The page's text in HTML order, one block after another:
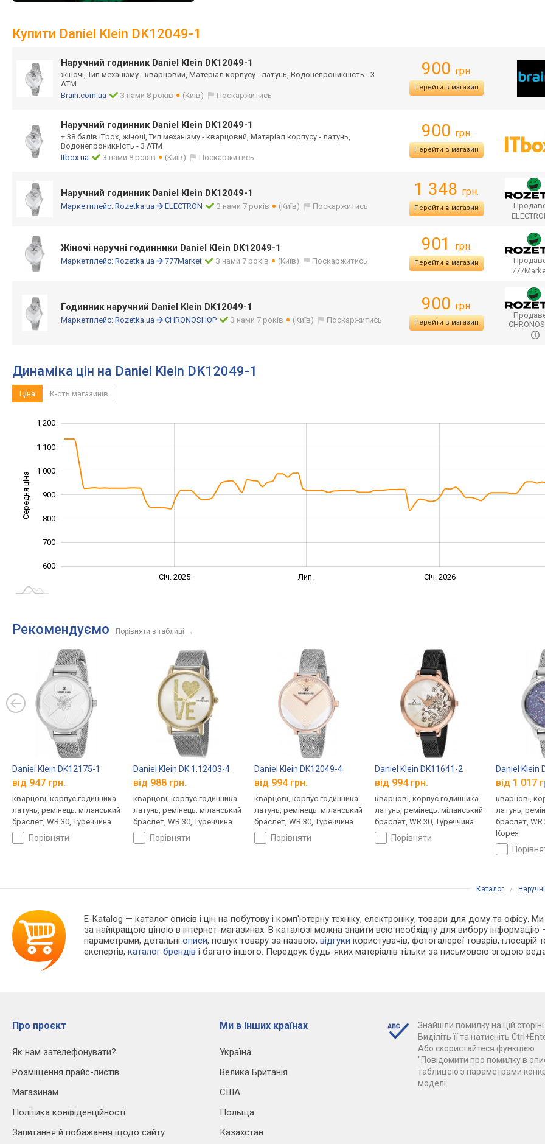
Купити Daniel Klein DK12049-1
Наручний годинник Daniel Klein DK12049-1
жіночі, Тип механізму - кварцовий, Матеріал корпусу - латунь, Водонепроникність - 3
АТМ
Brain.com.ua
З нами 8 років (Київ) Поскаржитись
900 грн.
Перейти в магазин
Наручний годинник Daniel Klein DK12049-1
+ 38 балів ITbox, жіночі, Тип механізму - кварцовий, Матеріал корпусу - латунь,
Водонепроникність - 3 АТМ
Itbox.ua
З нами 8 років (Київ) Поскаржитись
900 грн.
Перейти в магазин
Наручний годинник Daniel Klein DK12049-1
Маркетплейс: Rozetka.ua ELECTRON З нами 7 років (Київ) Поскаржитись
1 348 грн.
Перейти в магазин
Жіночі наручні годинники Daniel Klein DK12049-1
Маркетплейс: Rozetka.ua 777Market З нами 7 років (Київ) Поскаржитись
901 грн.
Перейти в магазин
Годинник наручний Daniel Klein DK12049-1
Маркетплейс: Rozetka.ua CHRONOSHOP З нами 7 років (Київ) Поскаржитись
900 грн.
Перейти в магазин
Динаміка цін на Daniel Klein DK12049-1
Ціна К-сть магазинів
Середня ціна 1 000
600
700
800
900
1 000
1 100
1 200
Січ. 2025 Лип. Січ. 2026
Рекомендуємо Порівняти в таблиці →
Daniel Klein DK12175-1
від 947 грн.
кварцові, корпус годинника
латунь, ремінець: міланський
браслет, WR 30, Туреччина
порівняти
Daniel Klein DK.1.12403-4
від 988 грн.
кварцові, корпус годинника
латунь, ремінець: міланський
браслет, WR 30, Туреччина
порівняти
Daniel Klein DK12049-4
від 994 грн.
кварцові, корпус годинника
латунь, ремінець: міланський
браслет, WR 30, Туреччина
порівняти
Daniel Klein DK11641-2
від 994 грн.
кварцові, корпус годинника
латунь, ремінець: міланський
браслет, WR 30, Туреччина
порівняти
Daniel Klein
від 1 017
кварцові,
латунь,
браслет, WR
Корея
Каталог /
E-Katalog — каталог описів і цін на побутову і комп'ютерну техніку, електроніку, товари для дому та офісу.
за найкращою ціною в інтернет-магазинах. В каталозі можна знайти всю необхідну для вибору
параметрами, детальніописи, пошук товару за назвою,відгуки користувачів, фотогалереї товарів, глосарій
експертів,каталог брендів і багато іншого. Передрук будь-яких матеріалів тільки за письмовою згодою
Про проєкт
Як нам зателефонувати?
Розміщення прайс-листів
Магазинам
Політика конфіденційності
Запитання й побажання щодо сайту
Ми в інших країнах
Україна
Велика Британія
США
Польща
Казахстан
Знайшли помилку на цій
Виділіть її та натисніть
Або скористайтеся функцією
"Повідомити про помилку в
таблицею з параметрами
моделі.